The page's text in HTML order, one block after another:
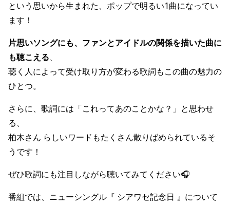
という思いから生まれた、ポップで明るい1曲になってい
ます！
片思いソングにも、ファンとアイドルの関係を描いた曲に
も聴こえる、
聴く人によって受け取り方が変わる歌詞もこの曲の魅力の
ひとつ。
さらに、歌詞には「これってあのことかな？」と思わせ
る、
柏木さん らしいワードもたくさん散りばめられているそ
うです！
ぜひ歌詞にも注目しながら聴いてみてください🎧
番組では、ニューシングル『 シアワセ記念日 』について